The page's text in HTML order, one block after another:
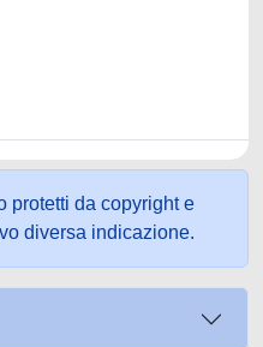
protetti da copyright e
diversa indicazione.